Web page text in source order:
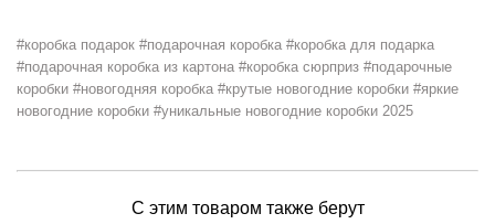
#коробка подарок #подарочная коробка #коробка для подарка
#подарочная коробка из картона #коробка сюрприз #подарочные
коробки #новогодняя коробка #крутые новогодние коробки #яркие
новогодние коробки #уникальные новогодние коробки 2025
С этим товаром также берут